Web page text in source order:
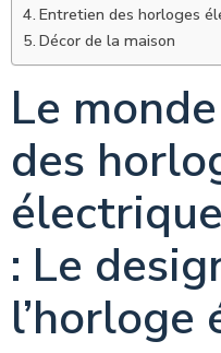
Entretien des horloges
Décor de la maison
Le
des
: Le
l’horloge